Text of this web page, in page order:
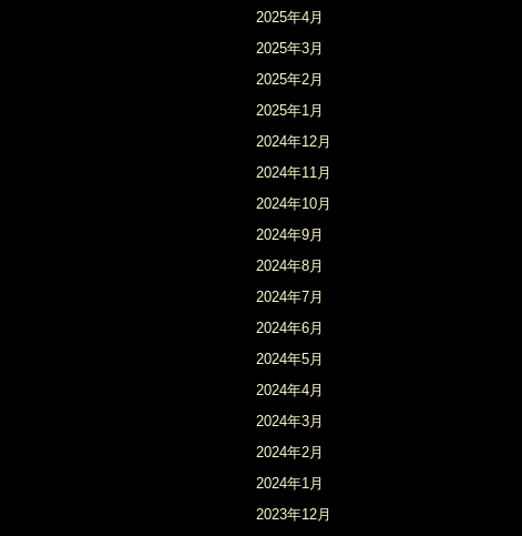
2025年4月
2025年3月
2025年2月
2025年1月
2024年12月
2024年11月
2024年10月
2024年9月
2024年8月
2024年7月
2024年6月
2024年5月
2024年4月
2024年3月
2024年2月
2024年1月
2023年12月